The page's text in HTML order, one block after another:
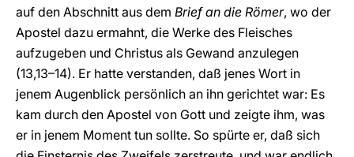
auf den Abschnitt aus dem Brief an die Römer, wo der
Apostel dazu ermahnt, die Werke des Fleisches
aufzugeben und Christus als Gewand anzulegen
(13,13–14). Er hatte verstanden, daß jenes Wort in
jenem Augenblick persönlich an ihn gerichtet war: Es
kam durch den Apostel von Gott und zeigte ihm, was
er in jenem Moment tun sollte. So spürte er, daß sich